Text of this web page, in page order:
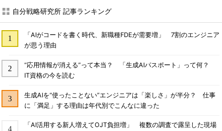
自分戦略研究所 記事ランキング
「AIがコードを書く時代、新職種FDEが需要増」 7割のエンジニア
が思う理由
“応用情報が消える”って本当？ 「生成AIパスポート」って何？
IT資格の今を読む
生成AIを“使ったことない”エンジニアは「楽しさ」が半分？ 仕事
に「満足」する理由は年代別でこんなに違った
「AI活用する新人増えてOJT負担増」 複数の調査で露呈した現場